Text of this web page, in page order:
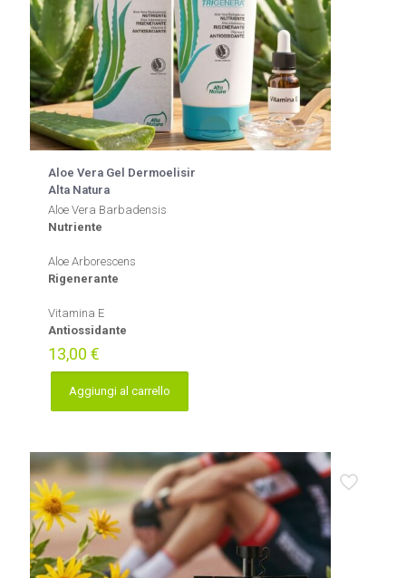
Aloe Vera Gel Dermoelisir
Alta Natura
Aloe Vera Barbadensis
Nutriente
Aloe Arborescens
Rigenerante
Vitamina E
Antiossidante
13,00 €
Aggiungi al carrello